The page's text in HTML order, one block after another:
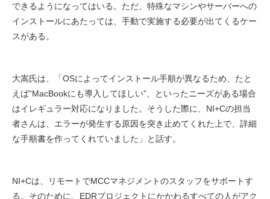
できるようになってはいる。ただ、特殊なマシンやサーバーへの
インストールにあたっては、手動で実施する必要が出てくるケー
スがある。
大嵩氏は、「OSによってインストール手順が異なるため、たと
えば“MacBookにも導入してほしい”、といったニーズがある場合
はイレギュラー対応になりました。そうした際に、NI+Cの担当
者さんは、エラーが発生する原因を突き止めてくれた上で、詳細
な手順書を作ってくれていました」と話す。
NI+Cは、リモートでMCCマネジメントのスタッフをサポートす
る。そのために、EDRプロジェクトにかかわるすべての人がアク